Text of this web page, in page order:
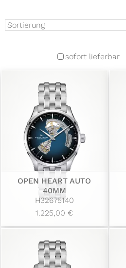
sofort lieferbar
OPEN HEART AUTO
40MM
H32675140
1.225,00 €